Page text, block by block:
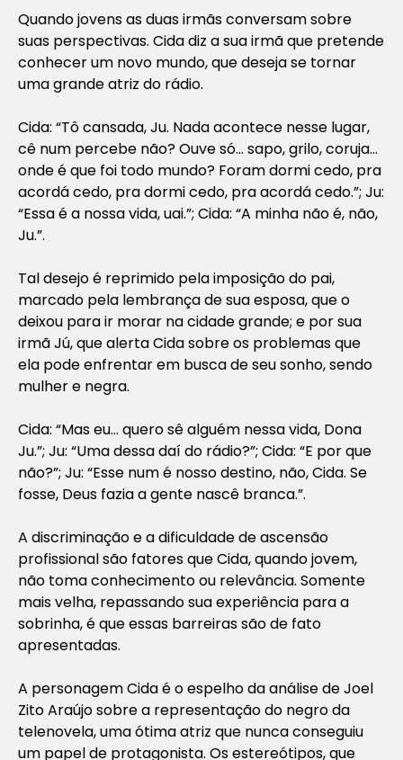
Quando jovens as duas irmãs conversam sobre
suas perspectivas. Cida diz a sua irmã que pretende
conhecer um novo mundo, que deseja se tornar
uma grande atriz do rádio.
Cida: “Tô cansada, Ju. Nada acontece nesse lugar,
cê num percebe não? Ouve só… sapo, grilo, coruja…
onde é que foi todo mundo? Foram dormi cedo, pra
acordá cedo, pra dormi cedo, pra acordá cedo.”; Ju:
“Essa é a nossa vida, uai.”; Cida: “A minha não é, não,
Ju.”.
Tal desejo é reprimido pela imposição do pai,
marcado pela lembrança de sua esposa, que o
deixou para ir morar na cidade grande; e por sua
irmã Jú, que alerta Cida sobre os problemas que
ela pode enfrentar em busca de seu sonho, sendo
mulher e negra.
Cida: “Mas eu… quero sê alguém nessa vida, Dona
Ju.”; Ju: “Uma dessa daí do rádio?”; Cida: “E por que
não?”; Ju: “Esse num é nosso destino, não, Cida. Se
fosse, Deus fazia a gente nascê branca.”.
A discriminação e a dificuldade de ascensão
profissional são fatores que Cida, quando jovem,
não toma conhecimento ou relevância. Somente
mais velha, repassando sua experiência para a
sobrinha, é que essas barreiras são de fato
apresentadas.
A personagem Cida é o espelho da análise de Joel
Zito Araújo sobre a representação do negro da
telenovela, uma ótima atriz que nunca conseguiu
um papel de protagonista. Os estereótipos, que